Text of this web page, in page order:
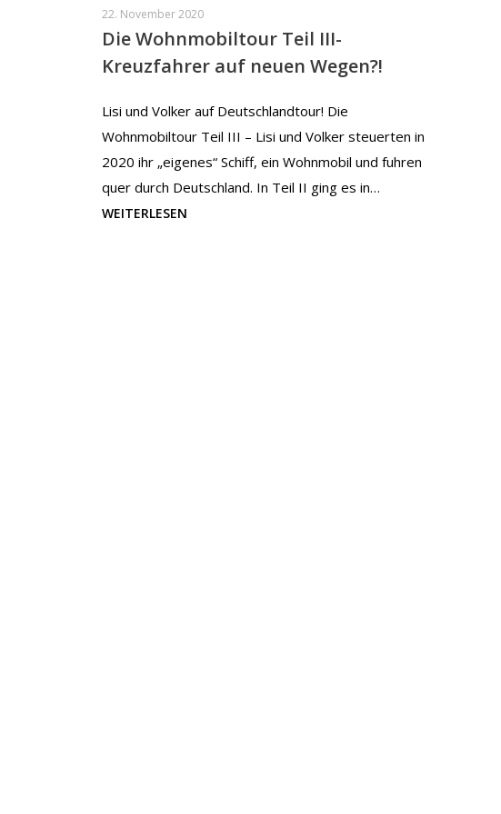
22. November 2020
Die Wohnmobiltour Teil III-
Kreuzfahrer auf neuen Wegen?!
Lisi und Volker auf Deutschlandtour! Die
Wohnmobiltour Teil III – Lisi und Volker steuerten in
2020 ihr „eigenes“ Schiff, ein Wohnmobil und fuhren
quer durch Deutschland. In Teil II ging es in…
WEITERLESEN